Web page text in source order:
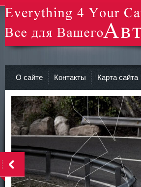
avto-zv.ru - Все для Вашего авто
О сайте Контакты Карта сайта